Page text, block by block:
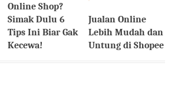
Online Shop?
Simak Dulu 6
Tips Ini Biar Gak
Kecewa!
Jualan Online
Lebih Mudah dan
Untung di Shopee